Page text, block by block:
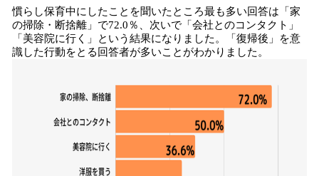
慣らし保育中にしたことを聞いたところ最も多い回答は「家
の掃除・断捨離」で72.0％、次いで「会社とのコンタクト」
「美容院に行く」という結果になりました。「復帰後」を意
識した行動をとる回答者が多いことがわかりました。